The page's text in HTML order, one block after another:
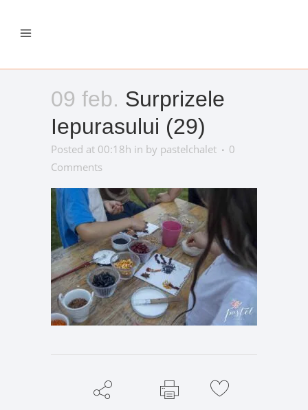
09 feb. Surprizele
Iepurasului (29)
Posted at 00:18h in by pastelchalet
0
Comments